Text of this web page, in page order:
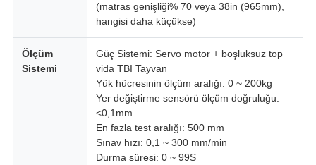
(matras genişliği% 70 veya 38in (965mm),
hangisi daha küçükse)
Ölçüm
Sistemi
Güç Sistemi: Servo motor + boşluksuz top
vida TBI Tayvan
Yük hücresinin ölçüm aralığı: 0 ~ 200kg
Yer değiştirme sensörü ölçüm doğruluğu:
<0,1mm
En fazla test aralığı: 500 mm
Sınav hızı: 0,1 ~ 300 mm/min
Durma süresi: 0 ~ 99S